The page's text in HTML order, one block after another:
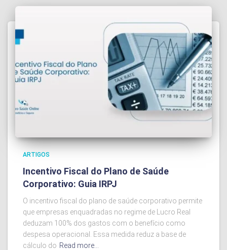
ARTIGOS
Incentivo Fiscal do Plano de Saúde
Corporativo: Guia IRPJ
O incentivo fiscal do plano de saúde corporativo permite
que empresas enquadradas no regime de Lucro Real
deduzam 100% dos gastos com o benefício como
despesa operacional. Essa medida reduz a base de
cálculo do Read more…